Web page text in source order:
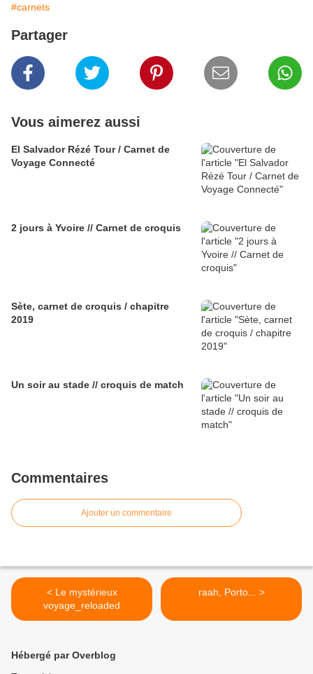
#carnets
Partager
Vous aimerez aussi
El Salvador Rézé Tour / Carnet de
Voyage Connecté
2 jours à Yvoire // Carnet de croquis
Sète, carnet de croquis / chapitre
2019
Un soir au stade // croquis de match
Commentaires
Ajouter un commentaire
< Le mystérieux
voyage_reloaded
raah, Porto... >
Hébergé par Overblog